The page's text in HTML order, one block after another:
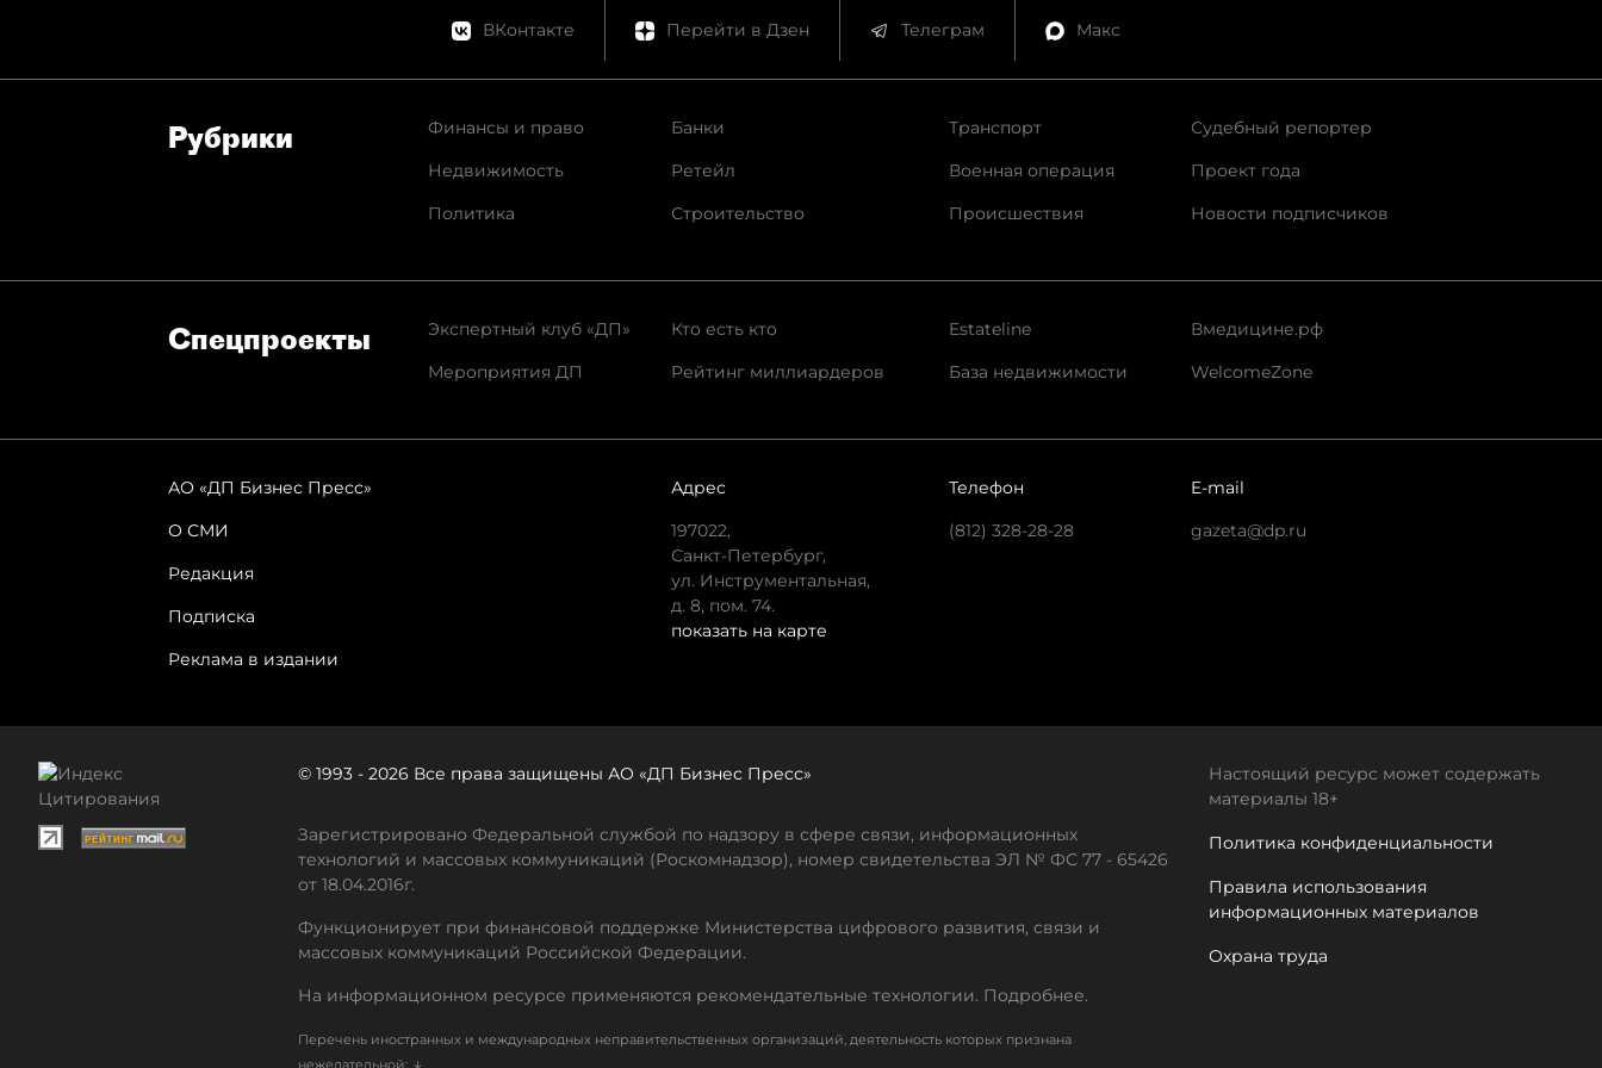
ВКонтакте Перейти в Дзен Телеграм Макс
Рубрики
Финансы и право
Недвижимость
Политика
Банки
Ретейл
Строительство
Транспорт
Военная операция
Происшествия
Судебный репортер
Проект года
Новости подписчиков
Спец­проекты
Экспертный клуб «ДП»
Мероприятия ДП
Кто есть кто
Рейтинг миллиардеров
Estateline
База недвижимости
Вмедицине.рф
WelcomeZone
АО «ДП Бизнес Пресс»
О СМИ
Редакция
Подписка
Реклама в издании
Адрес
197022,
Санкт-Петербург,
ул. Инструментальная,
д. 8, пом. 74.
показать на карте
Телефон
(812) 328-28-28
E-mail
gazeta@dp.ru
© 1993 - 2026 Все права защищены АО «ДП Бизнес Пресс»
Зарегистрировано Федеральной службой по надзору в сфере связи, информационных
технологий и массовых коммуникаций (Роскомнадзор), номер свидетельства ЭЛ № ФС 77 - 65426
от 18.04.2016г.
Функционирует при финансовой поддержке Министерства цифрового развития, связи и
массовых коммуникаций Российской Федерации.
На информационном ресурсе применяются рекомендательные технологии. Подробнее.
Перечень иностранных и международных неправительственных организаций, деятельность которых признана
нежелательной: ↓
Настоящий ресурс может содержать
материалы 18+
Политика конфиденциальности
Правила использования
информационных материалов
Охрана труда